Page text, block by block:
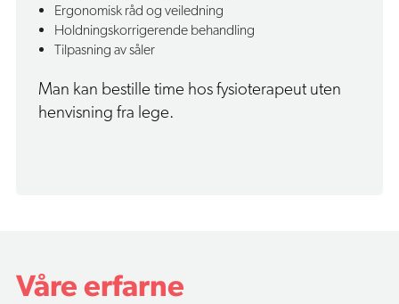
Ergonomisk råd og veiledning
Holdningskorrigerende behandling
Tilpasning av såler
Man kan bestille time hos fysioterapeut uten
henvisning fra lege.
Våre erfarne